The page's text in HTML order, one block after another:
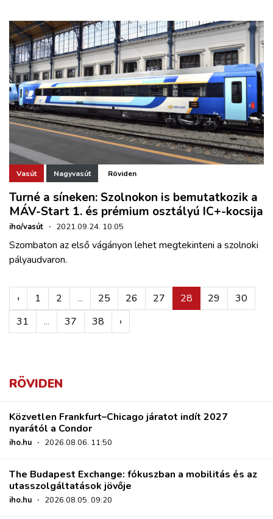
Vasút Nagyvasút Röviden
Turné a síneken: Szolnokon is bemutatkozik a
MÁV-Start 1. és prémium osztályú IC+-kocsija
iho/vasút · 2021.09.24. 10:05
Szombaton az első vágányon lehet megtekinteni a szolnoki
pályaudvaron.
‹ 1 2 ... 25 26 27 28 29
30
31
... 37 38 ›
RÖVIDEN
Közvetlen Frankfurt–Chicago járatot indít 2027
nyarától a Condor
iho.hu · 2026.08.06. 11:50
The Budapest Exchange: fókuszban a mobilitás és az
utasszolgáltatások jövője
iho.hu · 2026.08.05. 09:20